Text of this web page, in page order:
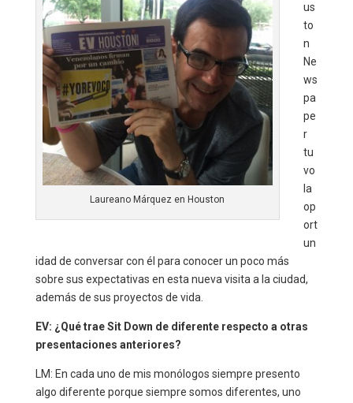
Laureano Márquez en Houston
us
to
n
Ne
ws
pa
pe
r
tu
vo
la
op
ort
un
idad de conversar con él para conocer un poco más
sobre sus expectativas en esta nueva visita a la ciudad,
además de sus proyectos de vida.
EV: ¿Qué trae Sit Down de diferente respecto a otras
presentaciones anteriores?
LM: En cada uno de mis monólogos siempre presento
algo diferente porque siempre somos diferentes, uno